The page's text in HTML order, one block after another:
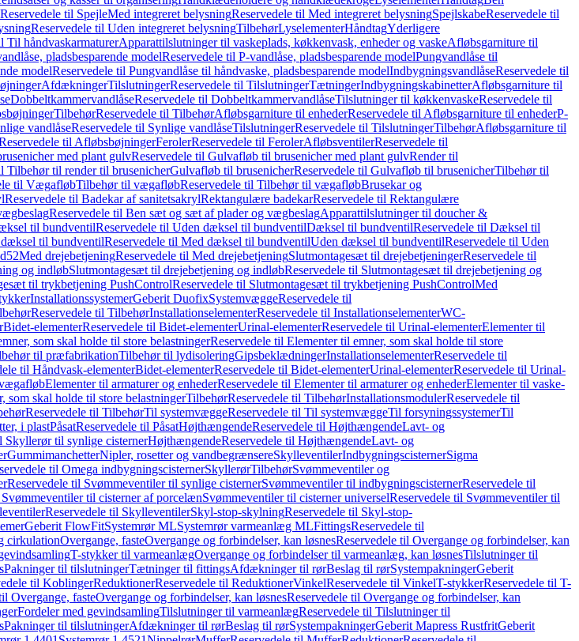
Reservedele til SpejleMed integreret belysningReservedele til Med integreret belysningSpejlskabeReservedele til
Reservedele til Uden integreret belysningTilbehørLyselementerHåndtagYderligere
Til håndvaskarmaturerApparattilslutninger til vaskeplads, køkkenvask, enheder og vaskeAfløbsgarniture til
pladsbesparende modelReservedele til P-vandlåse, pladsbesparende modelPungvandlåse til
modelReservedele til Pungvandlåse til håndvaske, pladsbesparende modelIndbygningsvandlåseReservedele til
AfdækningerTilslutningerReservedele til TilslutningerTætningerIndbygningskabinetterAfløbsgarniture til
DobbeltkammervandlåseReservedele til DobbeltkammervandlåseTilslutninger til køkkenvaskeReservedele til
TilbehørReservedele til TilbehørAfløbsgarniture til enhederReservedele til Afløbsgarniture til enhederP-
vandlåseReservedele til Synlige vandlåseTilslutningerReservedele til TilslutningerTilbehørAfløbsgarniture til
til AfløbsbøjningerFerolerReservedele til FerolerAfløbsventilerReservedele til
med plant gulvReservedele til Gulvafløb til brusenicher med plant gulvRender til
Tilbehør til render til brusenicherGulvafløb til brusenicherReservedele til Gulvafløb til brusenicherTilbehør til
til VægafløbTilbehør til vægafløbReservedele til Tilbehør til vægafløbBrusekar og
Reservedele til Badekar af sanitetsakrylRektangulære badekarReservedele til Rektangulære
Reservedele til Ben sæt og sæt af plader og vægbeslagApparattilslutninger til doucher &
til bundventilReservedele til Uden dæksel til bundventilDæksel til bundventilReservedele til Dæksel til
til bundventilReservedele til Med dæksel til bundventilUden dæksel til bundventilReservedele til Uden
Med drejebetjeningReservedele til Med drejebetjeningSlutmontagesæt til drejebetjeningerReservedele til
og indløbSlutmontagesæt til drejebetjening og indløbReservedele til Slutmontagesæt til drejebetjening og
til trykbetjening PushControlReservedele til Slutmontagesæt til trykbetjening PushControlMed
InstallationssystemerGeberit DuofixSystemvæggeReservedele til
Reservedele til TilbehørInstallationselementerReservedele til InstallationselementerWC-
Bidet-elementerReservedele til Bidet-elementerUrinal-elementerReservedele til Urinal-elementerElementer til
som skal holde til store belastningerReservedele til Elementer til emner, som skal holde til store
til præfabrikationTilbehør til lydisoleringGipsbeklædningerInstallationselementerReservedele til
til Håndvask-elementerBidet-elementerReservedele til Bidet-elementerUrinal-elementerReservedele til Urinal-
Elementer til armaturer og enhederReservedele til Elementer til armaturer og enhederElementer til vaske-
som skal holde til store belastningerTilbehørReservedele til TilbehørInstallationsmodulerReservedele til
Reservedele til TilbehørTil systemvæggeReservedele til Til systemvæggeTil forsyningssystemerTil
i plastPåsatReservedele til PåsatHøjthængendeReservedele til HøjthængendeLavt- og
Skyllerør til synlige cisternerHøjthængendeReservedele til HøjthængendeLavt- og
GummimanchetterNipler, rosetter og vandbegrænsereSkylleventilerIndbygningscisternerSigma
til Omega indbygningscisternerSkyllerørTilbehørSvømmeventiler og
Reservedele til Svømmeventiler til synlige cisternerSvømmeventiler til indbygningscisternerReservedele til
til cisterner af porcelænSvømmeventiler til cisterner universelReservedele til Svømmeventiler til
Reservedele til SkylleventilerSkyl-stop-skylningReservedele til Skyl-stop-
Geberit FlowFitSystemrør MLSystemrør varmeanlæg MLFittingsReservedele til
cirkulationOvergange, fasteOvergange og forbindelser, kan løsnesReservedele til Overgange og forbindelser, kan
T-stykker til varmeanlægOvergange og forbindelser til varmeanlæg, kan løsnesTilslutninger til
Pakninger til tilslutningerTætninger til fittingsAfdækninger til rørBeslag til rørSystempakningerGeberit
til KoblingerReduktionerReservedele til ReduktionerVinkelReservedele til VinkelT-stykkerReservedele til T-
Overgange, fasteOvergange og forbindelser, kan løsnesReservedele til Overgange og forbindelser, kan
Fordeler med gevindsamlingTilslutninger til varmeanlægReservedele til Tilslutninger til
Pakninger til tilslutningerAfdækninger til rørBeslag til rørSystempakningerGeberit Mapress RustfritGeberit